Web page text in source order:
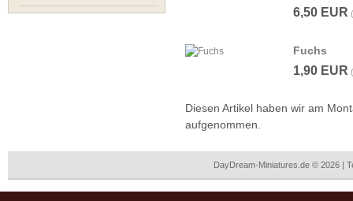
6,50 EUR
Fuchs
1,90 EUR
Diesen Artikel haben wir am
aufgenommen.
DayDream-Miniatures.de © 2026 |